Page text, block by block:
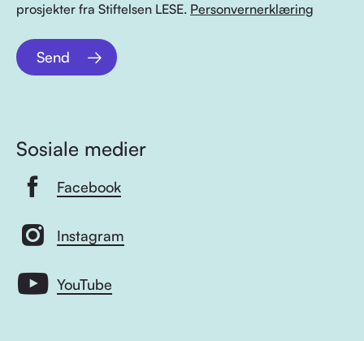
prosjekter fra Stiftelsen LESE. Personvernerklæring
Send
Sosiale medier
Facebook
Instagram
YouTube